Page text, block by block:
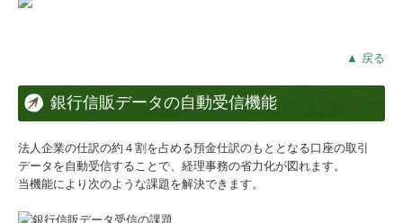
▲ 戻る
銀行信販データの自動受信機能
法人企業の仕訳の約４割を占める預金仕訳のもととなる口座の取引
データを自動受信することで、経理事務の省力化が図れます。
当機能により次のような課題を解決できます。